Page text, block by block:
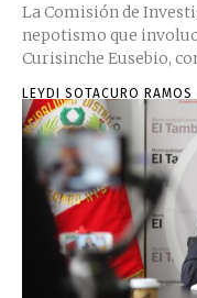
La Comisión de
nepotismo que
Curisinche Eusebio,
LEYDI SOTACURO RAMOS